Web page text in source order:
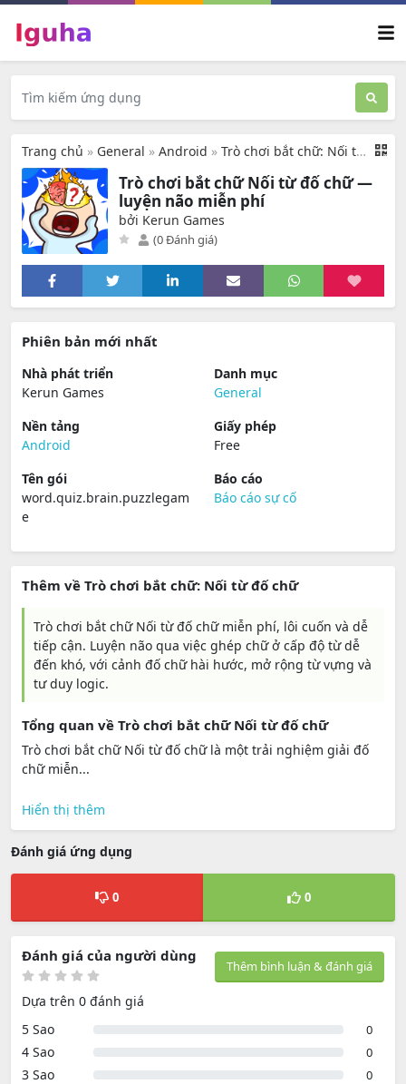
Trang chủ » General » Android » Trò chơi bắt chữ: Nối từ đố chữ
Trò chơi bắt chữ Nối từ đố chữ —
luyện não miễn phí
bởi Kerun Games
(0 Đánh giá)
Phiên bản mới nhất
Nhà phát triển
Kerun Games
Danh mục
General
Nền tảng
Android
Giấy phép
Free
Tên gói
word.quiz.brain.puzzlegam
e
Báo cáo
Báo cáo sự cố
Thêm về Trò chơi bắt chữ: Nối từ đố chữ
Trò chơi bắt chữ Nối từ đố chữ miễn phí, lôi cuốn và dễ
tiếp cận. Luyện não qua việc ghép chữ ở cấp độ từ dễ
đến khó, với cảnh đố chữ hài hước, mở rộng từ vựng và
tư duy logic.
Tổng quan về Trò chơi bắt chữ Nối từ đố chữ
Trò chơi bắt chữ Nối từ đố chữ là một trải nghiệm giải đố
chữ miễn...
Hiển thị thêm
Đánh giá ứng dụng
0 0
Thêm bình luận & đánh giá
Đánh giá của người dùng
Dựa trên 0 đánh giá
5 Sao
0
4 Sao 0
3 Sao 0